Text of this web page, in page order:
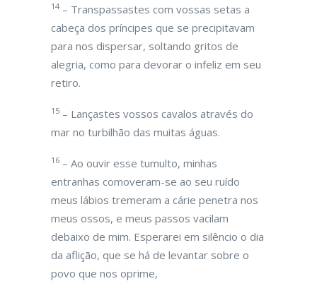
14 – Transpassastes com vossas setas a
cabeça dos príncipes que se precipitavam
para nos dispersar, soltando gritos de
alegria, como para devorar o infeliz em seu
retiro.
15 – Lançastes vossos cavalos através do
mar no turbilhão das muitas águas.
16 – Ao ouvir esse tumulto, minhas
entranhas comoveram-se ao seu ruído
meus lábios tremeram a cárie penetra nos
meus ossos, e meus passos vacilam
debaixo de mim. Esperarei em silêncio o dia
da aflição, que se há de levantar sobre o
povo que nos oprime,